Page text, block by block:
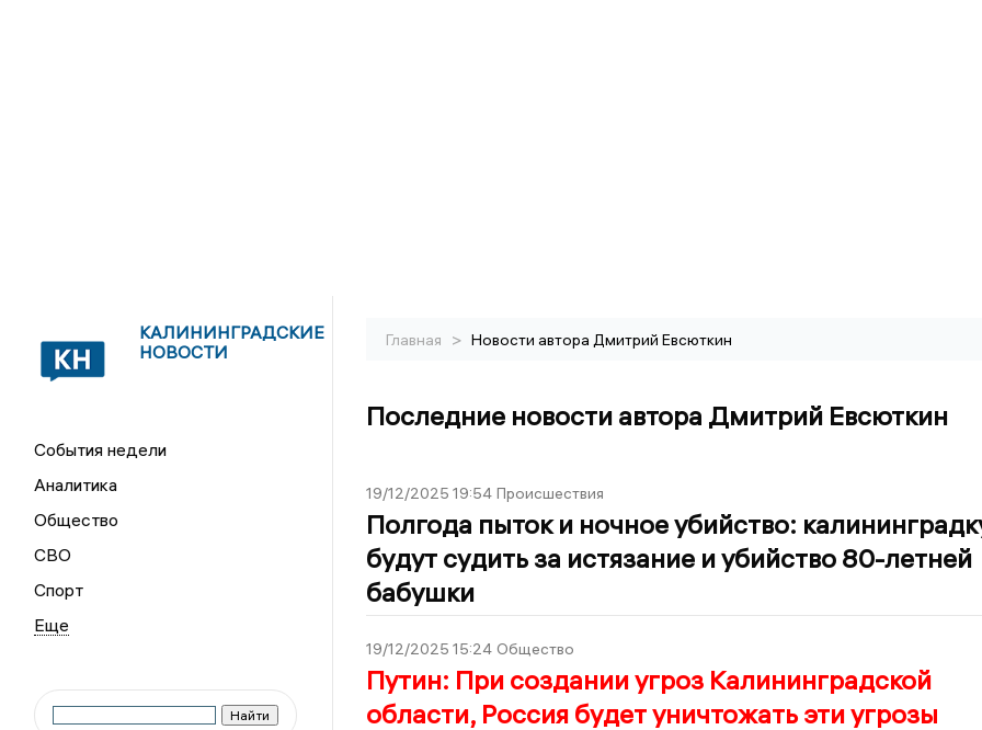
КАЛИНИНГРАДСКИЕ
НОВОСТИ
События недели
Аналитика
Общество
СВО
Спорт
Главная > Новости автора Дмитрий Евсюткин
Последние новости автора Дмитрий Евсюткин
19/12/2025 19:54 Происшествия
Полгода пыток и ночное убийство:
будут судить за истязание и убийство 80-летней
бабушки
19/12/2025 15:24 Общество
Путин: При создании угроз Калининградской
области, Россия будет уничтожать эти угрозы